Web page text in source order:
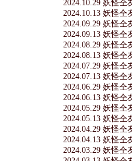
2024.10.29 妖怪
2024.10.13 妖怪
2024.09.29 妖怪
2024.09.13 妖怪
2024.08.29 妖怪
2024.08.13 妖怪
2024.07.29 妖怪
2024.07.13 妖怪
2024.06.29 妖怪
2024.06.13 妖怪
2024.05.29 妖怪
2024.05.13 妖怪
2024.04.29 妖怪
2024.04.13 妖怪
2024.03.29 妖怪